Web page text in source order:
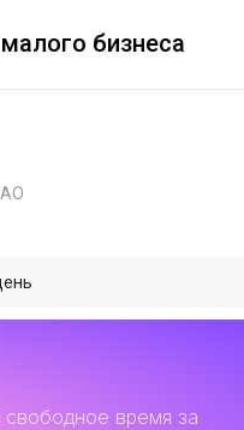
бизнеса
свободное время за